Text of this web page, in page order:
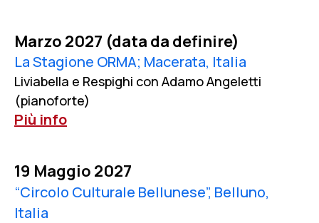
Marzo 2027 (data da definire)
La Stagione ORMA; Macerata, Italia
Liviabella e Respighi con Adamo Angeletti
(pianoforte)
Più info
19 Maggio 2027
“Circolo Culturale Bellunese”, Belluno,
Italia